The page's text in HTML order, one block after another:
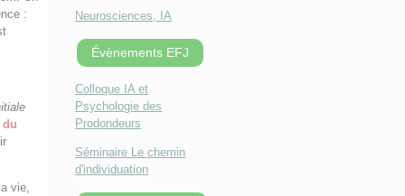
:
du
vie,
Neurosciences, IA
Évènements EFJ
Colloque IA et
Psychologie des
Prodondeurs
Séminaire Le chemin
d'individuation